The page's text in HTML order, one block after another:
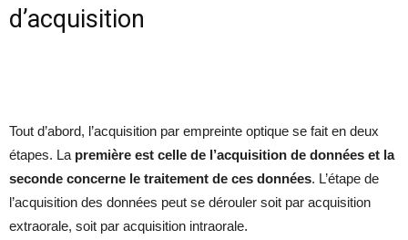
d’acquisition
Tout d’abord, l’acquisition par empreinte optique se fait en deux
étapes. La première est celle de l’acquisition de données et la
seconde concerne le traitement de ces données. L’étape de
l’acquisition des données peut se dérouler soit par acquisition
extraorale, soit par acquisition intraorale.